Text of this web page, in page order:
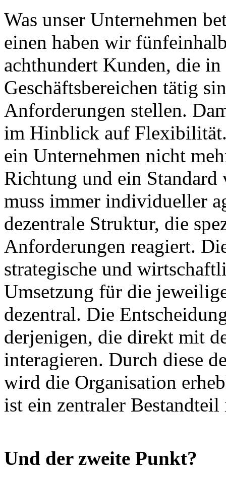
Was unser Unternehmen
einen haben wir
achthundert Kunden, die
Geschäftsbereichen tätig
Anforderungen stellen.
im Hinblick auf
ein Unternehmen nicht
Richtung und ein Standard
muss immer individueller
dezentrale Struktur, die
Anforderungen reagiert.
strategische und
Umsetzung für die
dezentral. Die
derjenigen, die direkt mit
interagieren. Durch diese
wird die Organisation
ist ein zentraler
Und der zweite Punkt?